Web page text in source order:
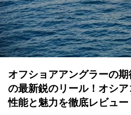
オフショアアングラーの
の最新鋭のリール！オシ
性能と魅力を徹底レビュー